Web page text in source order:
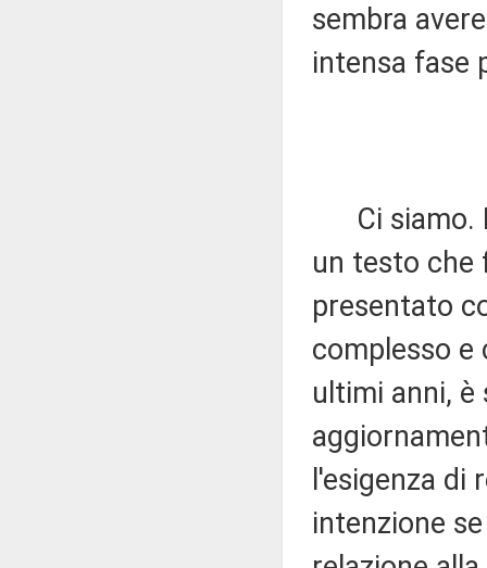
sembra
intensa fase
Ci siamo.
un testo che
presentato
complesso e
ultimi anni,
l'esigenza di
intenzione